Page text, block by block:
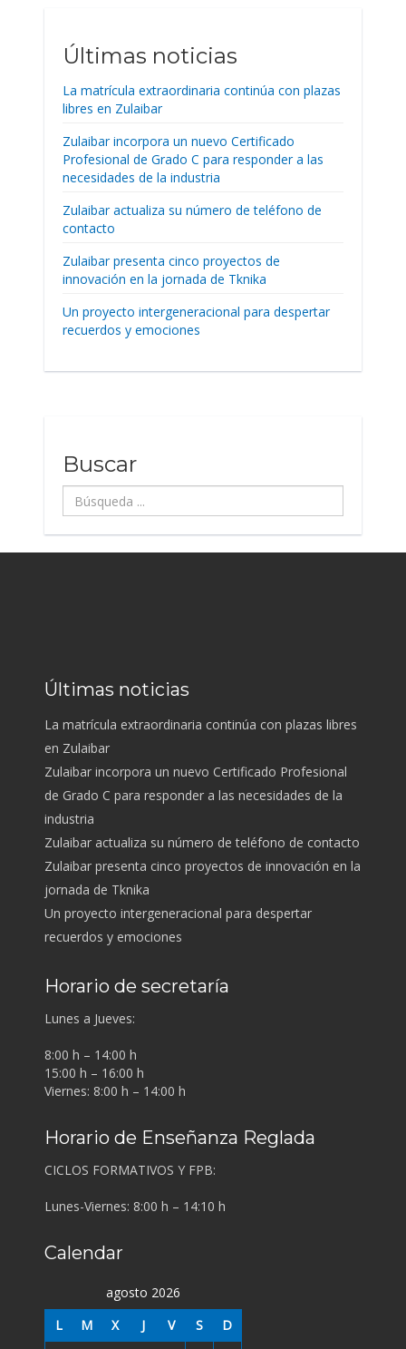
Últimas noticias
La matrícula extraordinaria continúa con plazas
libres en Zulaibar
Zulaibar incorpora un nuevo Certificado
Profesional de Grado C para responder a las
necesidades de la industria
Zulaibar actualiza su número de teléfono de
contacto
Zulaibar presenta cinco proyectos de
innovación en la jornada de Tknika
Un proyecto intergeneracional para despertar
recuerdos y emociones
Buscar
Búsqueda
...
Últimas noticias
La matrícula extraordinaria continúa con plazas libres
en Zulaibar
Zulaibar incorpora un nuevo Certificado Profesional
de Grado C para responder a las necesidades de la
industria
Zulaibar actualiza su número de teléfono de contacto
Zulaibar presenta cinco proyectos de innovación en la
jornada de Tknika
Un proyecto intergeneracional para despertar
recuerdos y emociones
Horario de secretaría
Lunes a Jueves:
8:00 h – 14:00 h
15:00 h – 16:00 h
Viernes: 8:00 h – 14:00 h
Horario de Enseñanza Reglada
CICLOS FORMATIVOS Y FPB:
Lunes-Viernes: 8:00 h – 14:10 h
Calendar
agosto 2026
L
M X J V S
D